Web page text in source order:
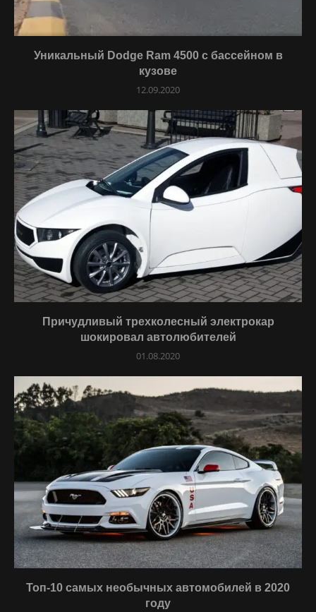
Уникальный Dodge Ram 4500 с бассейном в
кузове
12.09.2020
Причудливый трехколесный электрокар
шокировал автолюбителей
01.08.2020
Топ-10 самых необычных автомобилей в 2020
году